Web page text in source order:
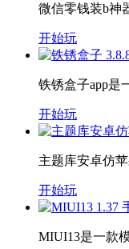
微信零钱装b神
开始玩
铁锈盒子app是
开始玩
主题库安卓仿
开始玩
MIUI13是一款